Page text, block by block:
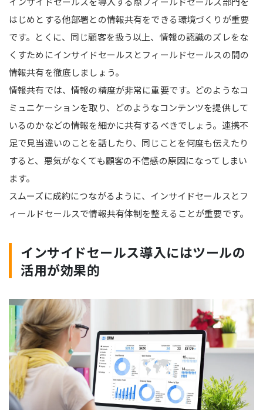
はじめとする他部署との情報共有をできる環境づくりが重要
です。とくに、同じ顧客を扱う以上、情報の認識のズレをな
くすためにインサイドセールスとフィールドセールスの間の
情報共有を徹底しましょう。
情報共有では、情報の精度が非常に重要です。どのようなコ
ミュニケーションを取り、どのようなコンテンツを提供して
いるのかなどの情報を細かに共有するべきでしょう。連携不
足で見当違いのことを話したり、同じことを何度も伝えたり
すると、悪気がなくても顧客の不信感の原因になってしまい
ます。
スムーズに成約につながるように、インサイドセールスとフ
ィールドセールスで情報共有体制を整えることが重要です。
インサイドセールス導入にはツールの
活用が効果的